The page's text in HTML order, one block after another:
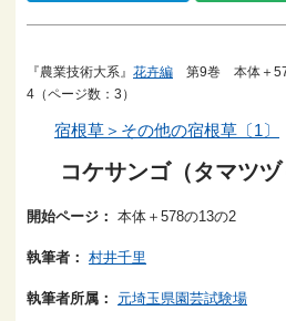
『農業技術大系』 花卉編 第9巻 本体＋
4（ページ数：3）
宿根草＞その他の宿根草〔1〕
コケサンゴ（タマツヅ
開始ページ： 本体＋578の13の2
執筆者： 村井千里
執筆者所属： 元埼玉県園芸試験場